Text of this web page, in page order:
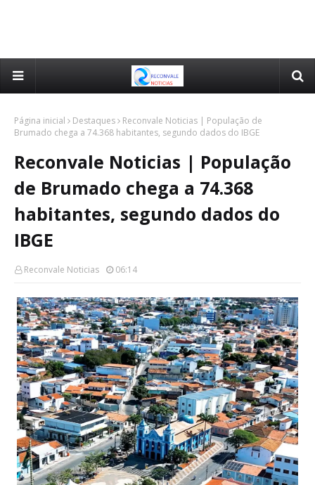
Página inicial Destaques
Reconvale Noticias | População de
Brumado chega a 74.368 habitantes, segundo dados do IBGE
Reconvale Noticias | População
de Brumado chega a 74.368
habitantes, segundo dados do
IBGE
Reconvale Noticias 06:14